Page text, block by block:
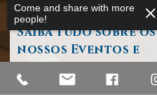
Saiba tudo sobre os
nossos Eventos e
Atividades
o seu endereço de e-mail
Come and share with more
people!